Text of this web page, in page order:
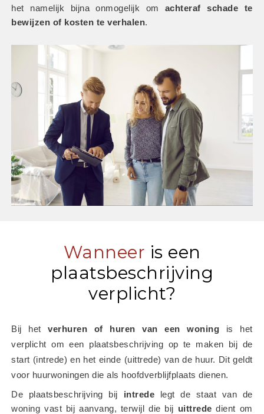
het namelijk bijna onmogelijk om
achteraf schade te
bewijzen of kosten te verhalen.
Wanneer is een
plaatsbeschrijving
verplicht?
Bij het verhuren of huren van een woning is het
verplicht om een plaatsbeschrijving op te maken bij de
start (intrede) en het einde (uittrede) van de huur. Dit geldt
voor huurwoningen die als hoofdverblijfplaats dienen.
De plaatsbeschrijving bij intrede legt de staat van de
woning vast bij aanvang, terwijl die bij uittrede dient om